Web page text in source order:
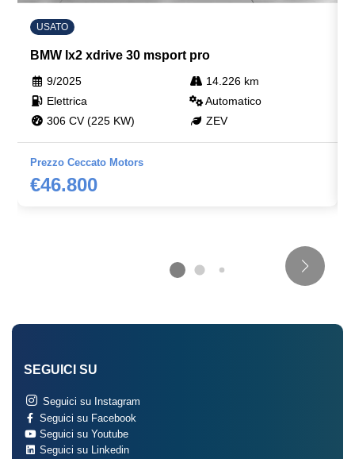
USATO
BMW Ix2 xdrive 30 msport pro
9/2025
14.226 km
Elettrica
Automatico
306 CV (225 KW)
ZEV
Prezzo Ceccato Motors
€46.800
SEGUICI SU
Seguici su Instagram
Seguici su Facebook
Seguici su Youtube
Seguici su Linkedin